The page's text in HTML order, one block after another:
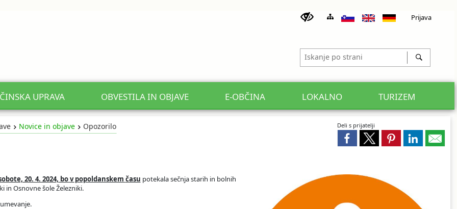
UPRAVA OBVESTILA IN OBJAVE E-OBČINA LOKALNO TURIZEM
Prijava
Deli s prijatelji
Novice in objave Opozorilo
20. 4. 2024, bo v popoldanskem času potekala sečnja starih in bolnih
in Osnovne šole Železniki.